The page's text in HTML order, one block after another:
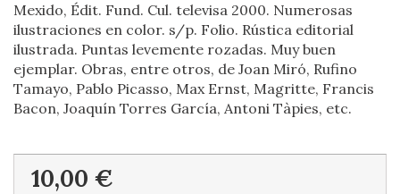
Mexido, Édit. Fund. Cul. televisa 2000. Numerosas
ilustraciones en color. s/p. Folio. Rústica editorial
ilustrada. Puntas levemente rozadas. Muy buen
ejemplar. Obras, entre otros, de Joan Miró, Rufino
Tamayo, Pablo Picasso, Max Ernst, Magritte, Francis
Bacon, Joaquín Torres García, Antoni Tàpies, etc.
10,00 €